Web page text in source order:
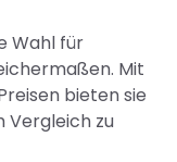
Wahl für
Mit
bieten sie
Vergleich zu